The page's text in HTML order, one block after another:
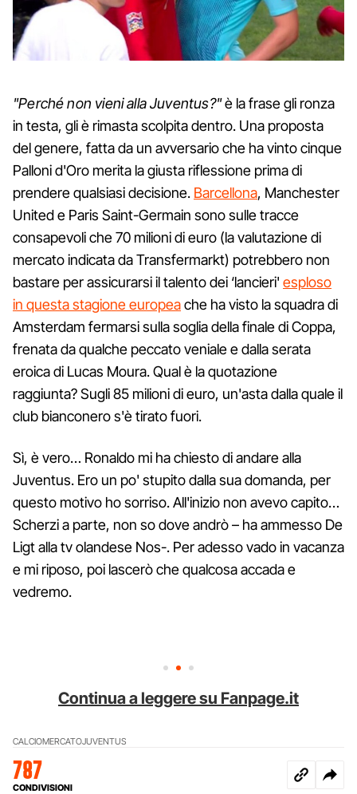
"Perché non vieni alla Juventus?"è la frase gli ronza
in testa, gli è rimasta scolpita dentro. Una proposta
del genere, fatta da un avversario che ha vinto cinque
Palloni d'Oro merita la giusta riflessione prima di
prendere qualsiasi decisione. Barcellona, Manchester
United e Paris Saint-Germain sono sulle tracce
consapevoli che 70 milioni di euro (la valutazione di
mercato indicata da Transfermarkt) potrebbero non
bastare per assicurarsi il talento dei ‘lancieri' esploso
in questa stagione europeache ha visto la squadra di
Amsterdam fermarsi sulla soglia della finale di Coppa,
frenata da qualche peccato veniale e dalla serata
eroica di Lucas Moura. Qual è la quotazione
raggiunta? Sugli 85 milioni di euro, un'asta dalla quale il
club bianconero s'è tirato fuori.
Sì, è vero… Ronaldo mi ha chiesto di andare alla
Juventus. Ero un po' stupito dalla sua domanda, per
questo motivo ho sorriso. All'inizio non avevo capito…
Scherzi a parte, non so dove andrò – ha ammesso De
Ligt alla tv olandese Nos-. Per adesso vado in vacanza
e mi riposo, poi lascerò che qualcosa accada e
vedremo.
Continua a leggere su Fanpage.it
CALCIOMERCATOJUVENTUS
787
CONDIVISIONI